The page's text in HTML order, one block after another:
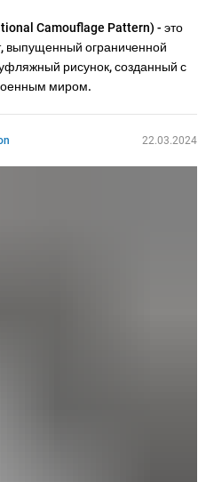
Camouflage Pattern) - это
выпущенный ограниченной
рисунок, созданный с
миром.
22.03.2024